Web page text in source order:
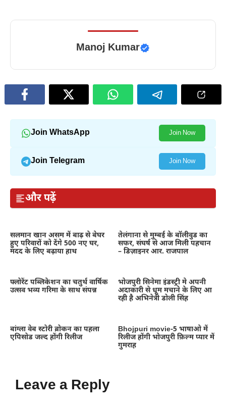
Manoj Kumar
Join WhatsApp Join Now
Join Telegram Join Now
और पढ़ें
सलमान खान असम में बाढ़ से बेघर
हुए परिवारों को देंगे 500 नए घर,
मदद के लिए बढ़ाया हाथ
तेलंगाना से मुम्बई के बॉलीवुड का
सफर, संघर्ष से आज मिली पहचान
– डिज़ाइनर आर. राजपाल
फ्लोरेंट पब्लिकेशन का चतुर्थ वार्षिक
उत्सव भव्य गरिमा के साथ संपन्न
भोजपुरी सिनेमा इंडस्ट्री मे अपनी
अदाकारी से धूम मचाने के लिए आ
रही है अभिनेत्री डोली सिंह
बांग्ला वेब स्टोरी ब्रोकन का पहला
एपिसोड जल्द होंगी रिलीज
Bhojpuri movie-5 भाषाओ में
रिलीज होंगी भोजपुरी फ़िल्म प्यार में
गुमराह
Leave a Reply